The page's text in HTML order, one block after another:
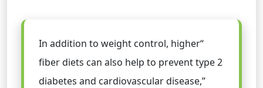
“In addition to weight control, higher
fiber diets can also help to prevent type 2
diabetes and cardiovascular disease,”